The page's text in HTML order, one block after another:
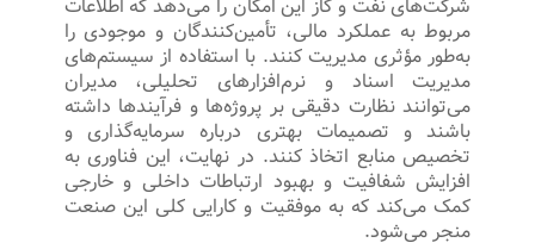
شرکت‌های نفت و گاز این امکان را می‌دهد که اطلاعات
مربوط به عملکرد مالی، تأمین‌کنندگان و موجودی را
به‌طور مؤثری مدیریت کنند. با استفاده از سیستم‌های
مدیریت اسناد و نرم‌افزارهای تحلیلی، مدیران
می‌توانند نظارت دقیقی بر پروژه‌ها و فرآیندها داشته
باشند و تصمیمات بهتری درباره سرمایه‌گذاری و
تخصیص منابع اتخاذ کنند. در نهایت، این فناوری به
افزایش شفافیت و بهبود ارتباطات داخلی و خارجی
کمک می‌کند که به موفقیت و کارایی کلی این صنعت
منجر می‌شود.